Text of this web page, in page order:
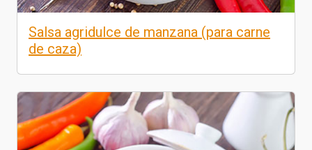
Salsa agridulce de manzana (para carne
de caza)